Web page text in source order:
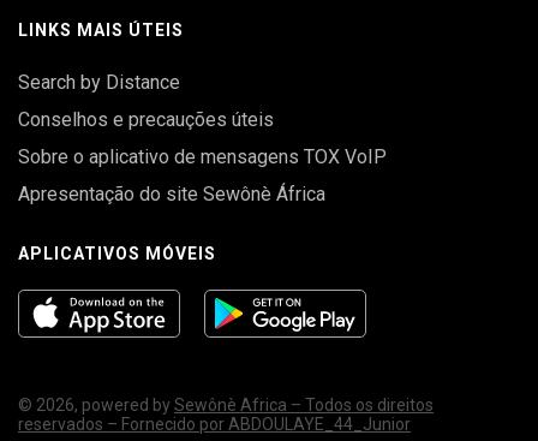
LINKS MAIS ÚTEIS
Search by Distance
Conselhos e precauções úteis
Sobre o aplicativo de mensagens TOX VoIP
Apresentação do site Sewônè África
APLICATIVOS MÓVEIS
© 2026, powered by Sewônè Africa – Todos os direitos
reservados – Fornecido por ABDOULAYE_44_Junior